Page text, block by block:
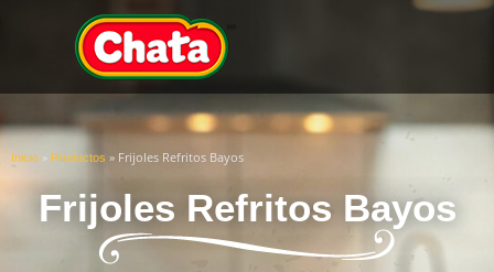
Inicio » Productos » Frijoles Refritos Bayos
Frijoles Refritos Bayos